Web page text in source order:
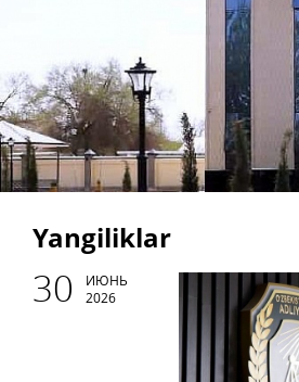
Yangiliklar
30
ИЮНЬ
2026